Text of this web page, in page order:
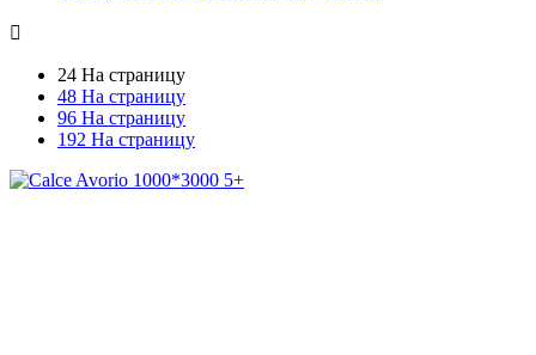

24 На страницу
48 На страницу
96 На страницу
192 На страницу